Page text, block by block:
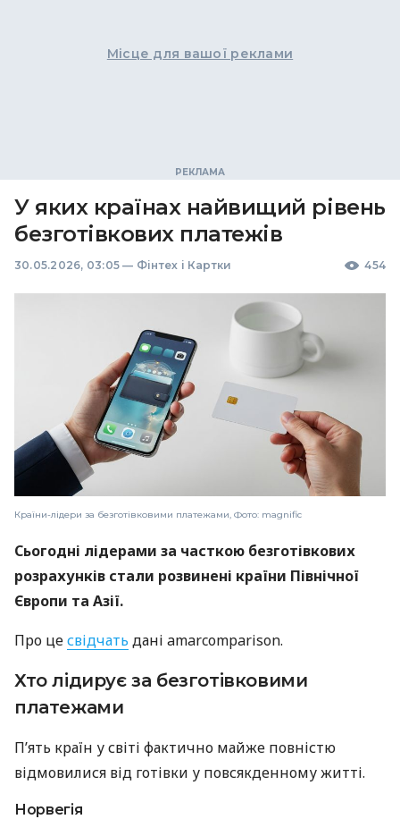
Місце для вашої реклами
У яких країнах найвищий рівень
безготівкових платежів
30.05.2026, 03:05 — Фінтех і Картки 454
Країни-лідери за безготівковими платежами, Фото: magnific
Сьогодні лідерами за часткою безготівкових
розрахунків стали розвинені країни Північної
Європи та Азії.
Про цесвідчать дані amarcomparison.
Хто лідирує за безготівковими
платежами
П’ять країн у світі фактично майже повністю
відмовилися від готівки у повсякденному житті.
Норвегія